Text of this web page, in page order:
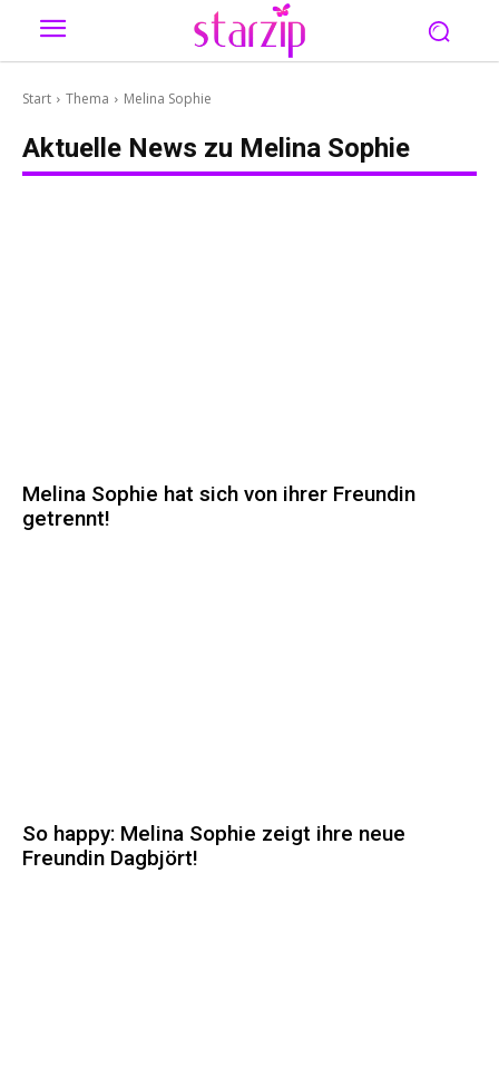
Start Thema Melina Sophie
Aktuelle News zu Melina Sophie
Melina Sophie hat sich von ihrer Freundin
getrennt!
So happy: Melina Sophie zeigt ihre neue
Freundin Dagbjört!